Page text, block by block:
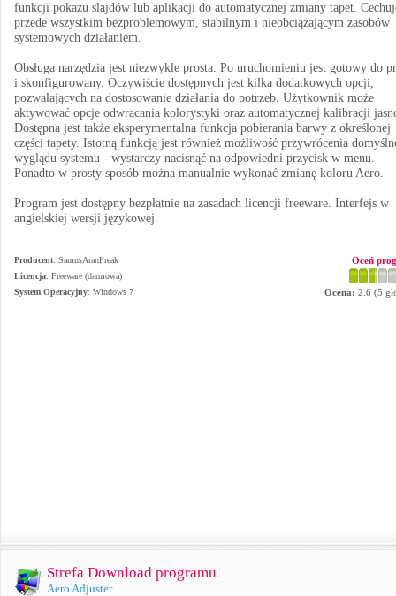
funkcji pokazu slajdów lub aplikacji do automatycznej zmiany tapet.
przede wszystkim bezproblemowym, stabilnym i nieobciążającym zasobów
systemowych działaniem.
Obsługa narzędzia jest niezwykle prosta. Po uruchomieniu jest gotowy do
i skonfigurowany. Oczywiście dostępnych jest kilka dodatkowych opcji,
pozwalających na dostosowanie działania do potrzeb. Użytkownik może
aktywować opcje odwracania kolorystyki oraz automatycznej kalibracji
Dostępna jest także eksperymentalna funkcja pobierania barwy z określonej
części tapety. Istotną funkcją jest również możliwość przywrócenia
wyglądu systemu - wystarczy nacisnąć na odpowiedni przycisk w menu.
Ponadto w prosty sposób można manualnie wykonać zmianę koloru Aero.
Program jest dostępny bezpłatnie na zasadach licencji freeware. Interfejs w
angielskiej wersji językowej.
Producent: SamusAranFreak
Licencja: Freeware (darmowa)
System Operacyjny: Windows 7
Oceń
Ocena: 2.6 (5
Strefa Download programu
Aero Adjuster